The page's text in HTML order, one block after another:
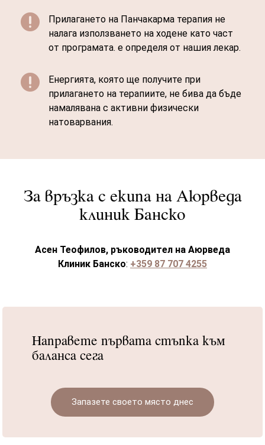

Прилагането на Панчакарма терапия не
налага използването на ходене като част
от програмата. е определя от нашия лекар.

Енергията, която ще получите при
прилагането на терапиите, не бива да бъде
намалявана с активни физически
натоварвания.
За връзка с екипа на Аюрведа
клиник Банско
Асен Теофилов, ръководител на Аюрведа
Клиник Банско: +359 87 707 4255
Направете първата стъпка към
баланса сега
Запазете своето място днес